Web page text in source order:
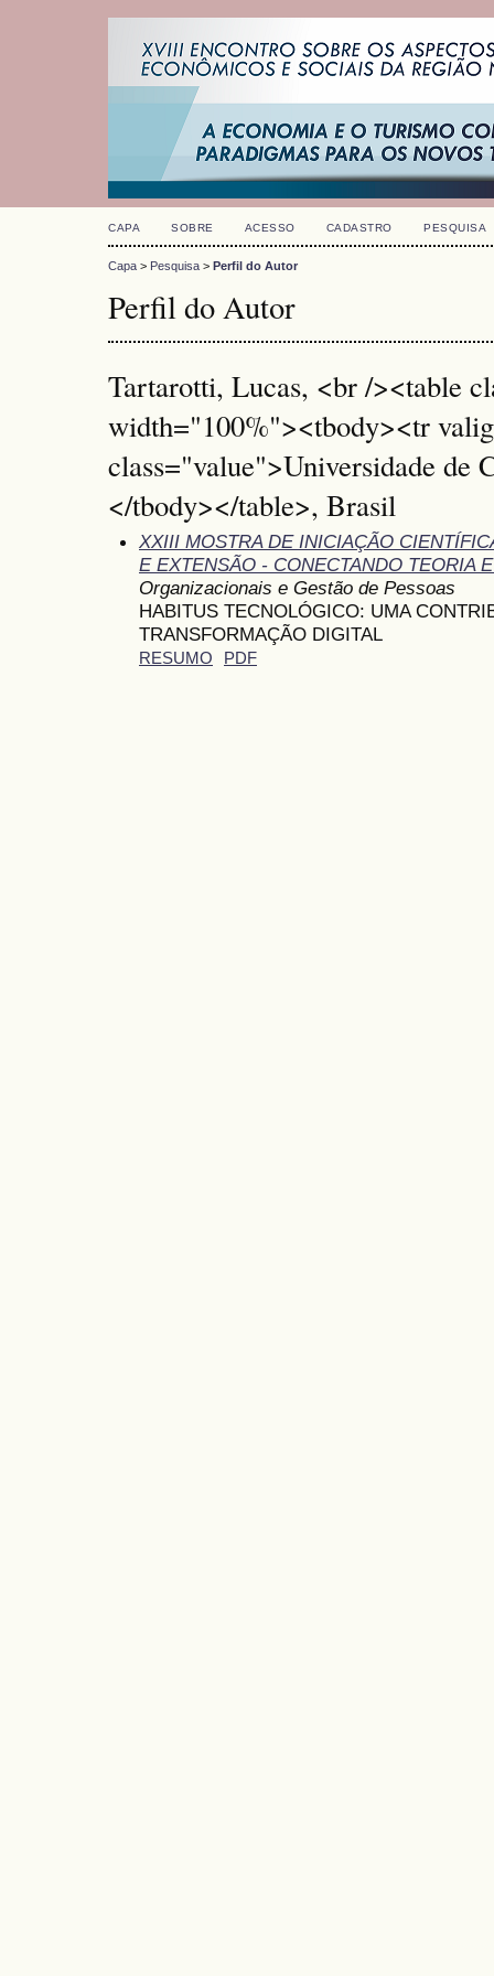
CAPA SOBRE ACESSO CADASTRO PESQUISA
Capa > Pesquisa > Perfil do Autor
Perfil do Autor
Tartarotti, Lucas, <br /><table
width="100%"><tbody><tr
class="value">Universidade de
</tbody></table>, Brasil
XXIII MOSTRA DE INICIAÇÃO
E EXTENSÃO - CONECTANDO TEORIA
Organizacionais e Gestão de Pessoas
HABITUS TECNOLÓGICO: UMA
TRANSFORMAÇÃO DIGITAL
RESUMO PDF